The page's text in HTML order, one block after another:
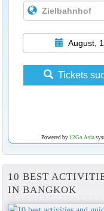
August,
Tickets
Powered by 12Go Asia
10 BEST
IN BANGKOK